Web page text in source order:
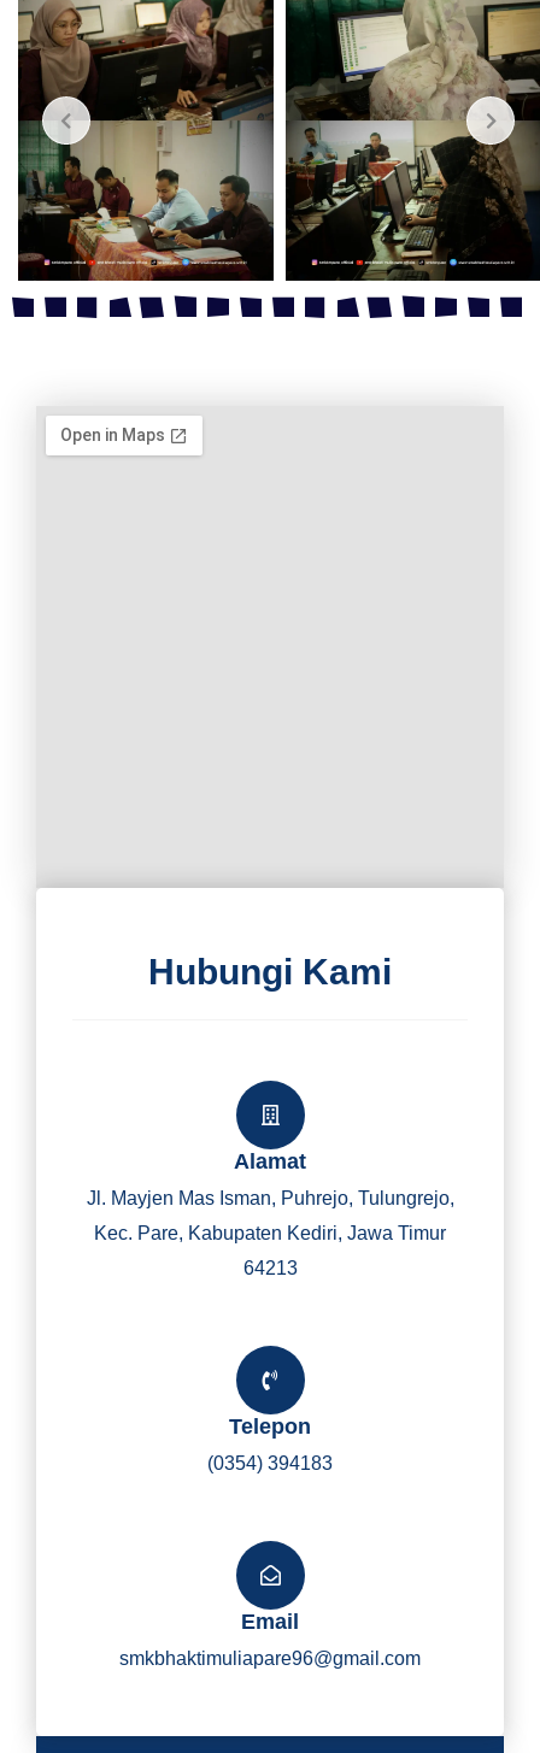
Y
I
Hubungi Kami
Alamat
Jl. Mayjen Mas Isman, Puhrejo, Tulungrejo,
Kec. Pare, Kabupaten Kediri, Jawa Timur
64213
Telepon
(0354) 394183
Email
smkbhaktimuliapare96@gmail.com